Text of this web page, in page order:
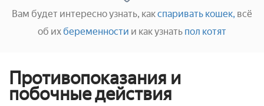
Вам будет интересно узнать, какспаривать кошек, всё
об их беременности и как узнать пол котят
Противопоказания и
побочные действия